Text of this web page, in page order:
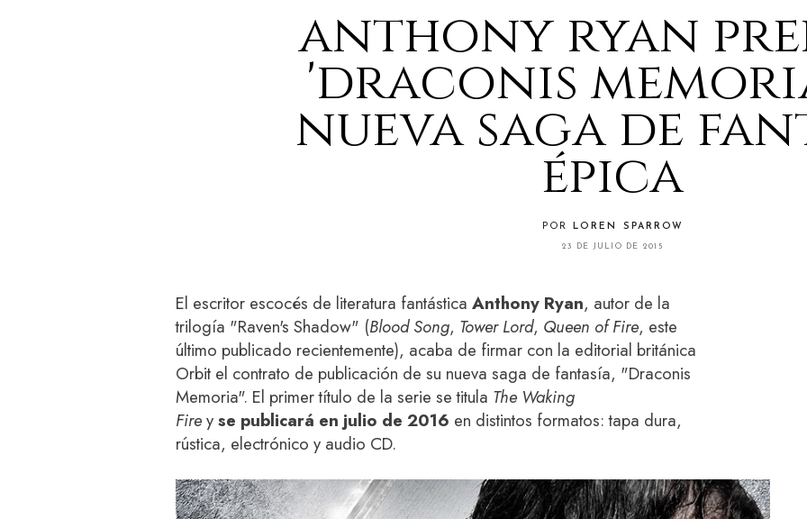
anthony ryan
'draconis
nueva saga de
épica
POR LOREN SPARROW
23 DE JULIO DE 2015
El escritor escocés de literatura fantástica Anthony Ryan, autor de la
trilogía "Raven's Shadow" (Blood Song, Tower Lord, Queen of Fire, este
último publicado recientemente), acaba de firmar con la editorial británica
Orbit el contrato de publicación de su nueva saga de fantasía, "Draconis
Memoria". El primer título de la serie se titula The Waking
Fireyse publicará en julio de 2016 en distintos formatos: tapa dura,
rústica, electrónico y audio CD.